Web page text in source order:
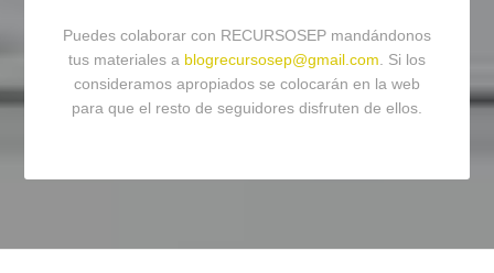
Puedes colaborar con RECURSOSEP mandándonos
tus materiales a blogrecursosep@gmail.com. Si los
consideramos apropiados se colocarán en la web
para que el resto de seguidores disfruten de ellos.